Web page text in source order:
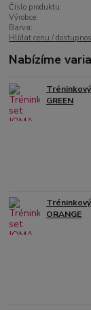
Číslo produktu:
Výrobce:
Barva:
Hlídat cenu /
Nabízíme
GREEN
ORANGE